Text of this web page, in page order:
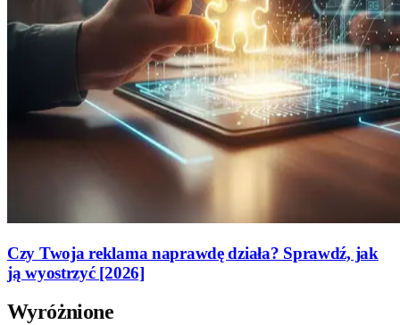
Czy Twoja reklama naprawdę działa? Sprawdź, jak
ją wyostrzyć [2026]
Wyróżnione